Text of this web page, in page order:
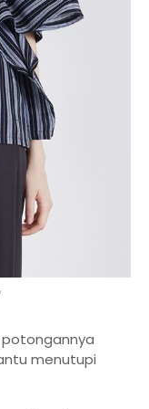
menutupi